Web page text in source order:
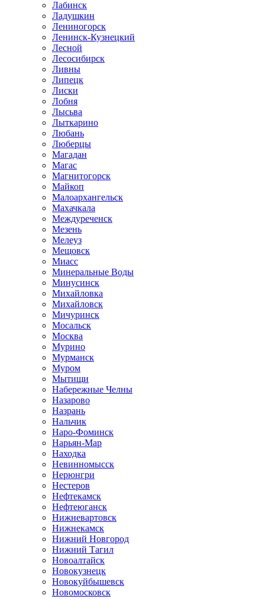
Лабинск
Ладушкин
Лениногорск
Ленинск-Кузнецкий
Лесной
Лесосибирск
Ливны
Липецк
Лиски
Лобня
Лысьва
Лыткарино
Любань
Люберцы
Магадан
Магас
Магнитогорск
Майкоп
Малоархангельск
Махачкала
Междуреченск
Мезень
Мелеуз
Мещовск
Миасс
Минеральные Воды
Минусинск
Михайловка
Михайловск
Мичуринск
Мосальск
Москва
Мурино
Мурманск
Муром
Мытищи
Набережные Челны
Назарово
Назрань
Нальчик
Наро-Фоминск
Нарьян-Мар
Находка
Невинномысск
Нерюнгри
Нестеров
Нефтекамск
Нефтеюганск
Нижневартовск
Нижнекамск
Нижний Новгород
Нижний Тагил
Новоалтайск
Новокузнецк
Новокуйбышевск
Новомосковск